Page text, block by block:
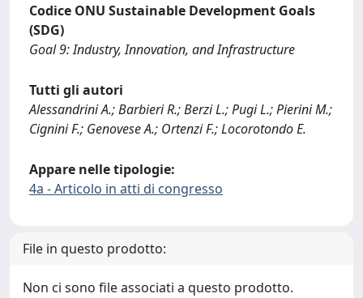
Codice ONU Sustainable Development Goals
(SDG)
Goal 9: Industry, Innovation, and Infrastructure
Tutti gli autori
Alessandrini A.; Barbieri R.; Berzi L.; Pugi L.; Pierini M.;
Cignini F.; Genovese A.; Ortenzi F.; Locorotondo E.
Appare nelle tipologie:
4a - Articolo in atti di congresso
File in questo prodotto:
Non ci sono file associati a questo prodotto.